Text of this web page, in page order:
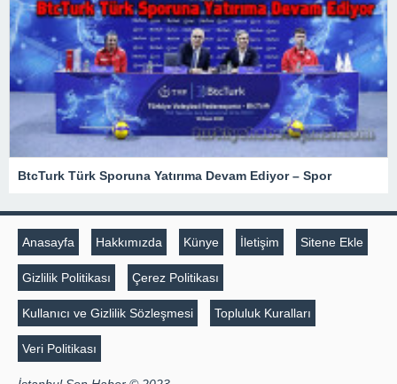
BtcTurk Türk Sporuna Yatırıma Devam Ediyor – Spor
Anasayfa Hakkımızda Künye İletişim Sitene Ekle
Gizlilik Politikası Çerez Politikası
Kullanıcı ve Gizlilik Sözleşmesi Topluluk Kuralları
Veri Politikası